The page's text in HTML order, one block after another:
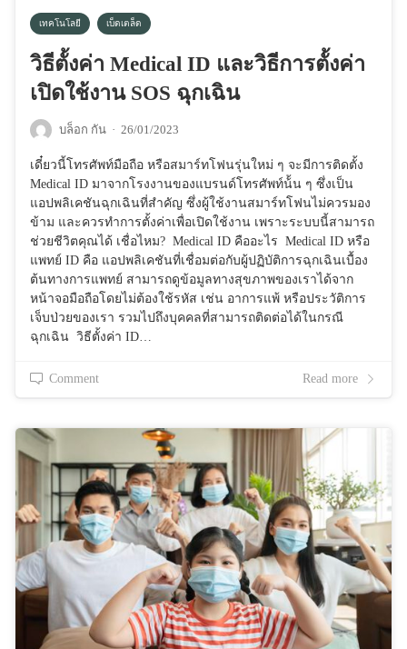
เทคโนโลยี เบ็ดเตล็ด
วิธีตั้งค่า Medical ID และวิธีการตั้งค่า
เปิดใช้งาน SOS ฉุกเฉิน
บล็อก กัน · 26/01/2023
เดี๋ยวนี้โทรศัพท์มือถือ หรือสมาร์ทโฟนรุ่นใหม่ ๆ จะมีการติดตั้ง
Medical ID มาจากโรงงานของแบรนด์โทรศัพท์น้้น ๆ ซึ่งเป็น
แอปพลิเคชันฉุกเฉินที่สำคัญ ซึ่งผู้ใช้งานสมาร์ทโฟนไม่ควรมอง
ข้าม และควรทำการตั้งค่าเพื่อเปิดใช้งาน เพราะระบบนี้สามารถ
ช่วยชีวิตคุณได้ เชื่อไหม? Medical ID คืออะไร Medical ID หรือ
แพทย์ ID คือ แอปพลิเคชันที่เชื่อมต่อกับผู้ปฏิบัติการฉุกเฉินเบื้อง
ต้นทางการแพทย์ สามารถดูข้อมูลทางสุขภาพของเราได้จาก
หน้าจอมือถือโดยไม่ต้องใช้รหัส เช่น อาการแพ้ หรือประวัติการ
เจ็บป่วยของเรา รวมไปถึงบุคคลที่สามารถติดต่อได้ในกรณี
ฉุกเฉิน วิธีตั้งค่า ID…
Comment Read more